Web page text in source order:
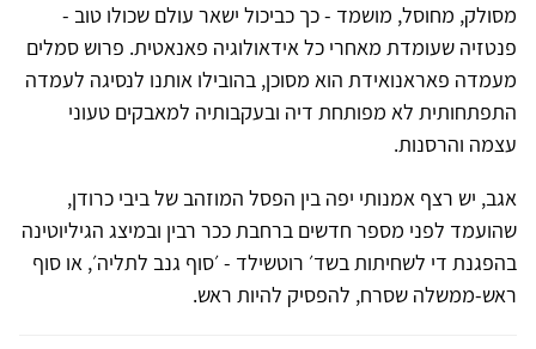
מסולק, מחוסל, מושמד - כך כביכול ישאר עולם שכולו טוב -
פנטזיה שעומדת מאחרי כל אידאולוגיה פאנאטית. פרוש סמלים
מעמדה פאראנואידת הוא מסוכן, בהובילו אותנו לנסיגה לעמדה
התפתחותית לא מפותחת דיה ובעקבותיה למאבקים טעוני
עצמה והרסנות.
אגב, יש רצף אמנותי יפה בין הפסל המוזהב של ביבי כרודן,
שהועמד לפני מספר חדשים ברחבת ככר רבין ובמיצג הגיליוטינה
בהפגנת די לשחיתות בשד׳ רוטשילד - ׳סוף גנב לתליה׳, או סוף
ראש-ממשלה שסרח, להפסיק להיות ראש.